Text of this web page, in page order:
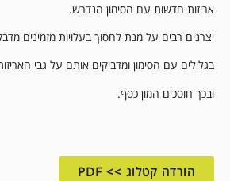
אריזות חדשות עם הסימון הנדרש.
יצרנים רבים על מנת לחסוך בעלויות מזמינים
בגלילים עם הסימון ומדביקים אותם על גבי
ובכך חוסכים המון כסף.
הורדה קטלוג >> PDF